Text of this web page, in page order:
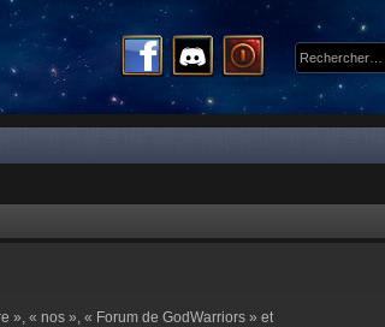
», « nos », « Forum de GodWarriors » et